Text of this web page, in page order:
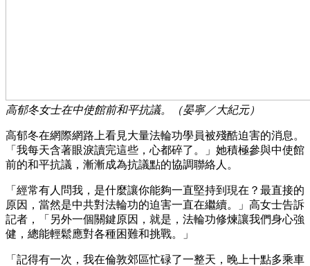
高郁冬女士在中使館前和平抗議。（晏寧／大紀元）
高郁冬在網際網路上看見大量法輪功學員被殘酷迫害的消息。
「我每天含著眼淚讀完這些，心都碎了。」她積極參與中使館
前的和平抗議，漸漸成為抗議點的協調聯絡人。
「經常有人問我，是什麼讓你能夠一直堅持到現在？最直接的
原因，當然是中共對法輪功的迫害一直在繼續。」高女士告訴
記者，「另外一個關鍵原因，就是，法輪功修煉讓我們身心強
健，總能輕鬆應對各種困難和挑戰。」
「記得有一次，我在倫敦郊區忙碌了一整天，晚上十點多乘車